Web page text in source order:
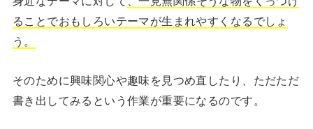
ることでおもしろいテーマが生まれやすくなるでしょ
う。
そのために興味関心や趣味を見つめ直したり、ただただ
書き出してみるという作業が重要になるのです。